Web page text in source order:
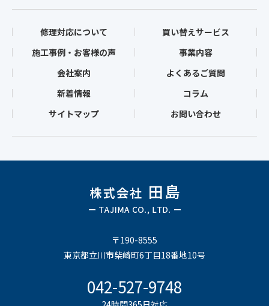
修理対応について
買い替えサービス
施工事例・お客様の声
事業内容
会社案内
よくあるご質問
新着情報
コラム
サイトマップ
お問い合わせ
〒190-8555
東京都立川市柴崎町6丁目18番地10号
042-527-9748